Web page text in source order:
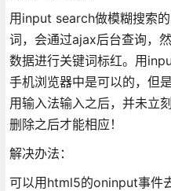
用input search做模糊搜索
词，会通过ajax后台查询，
数据进行关键词标红。用
手机浏览器中是可以的，但
用输入法输入之后，并未立
删除之后才能相应！
解决办法：
可以用html5的oninput事件